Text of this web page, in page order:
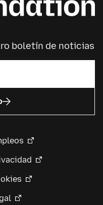
boletín de noticias